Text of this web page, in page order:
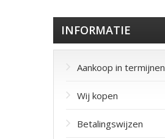
INFORMATIE
Aankoop in termijnen
Wij kopen
Betalingswijzen